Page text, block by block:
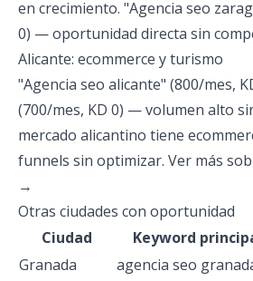
en crecimiento. "Agencia seo
0) — oportunidad directa sin
Alicante: ecommerce y turismo
"Agencia seo alicante" (800/mes,
(700/mes, KD 0) — volumen alto
mercado alicantino tiene
funnels sin optimizar. Ver más
→
Otras ciudades con oportunidad
Ciudad
Keyword
Granada
agencia seo